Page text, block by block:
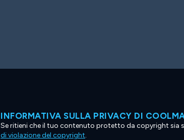
INFORMATIVA SULLA PRIVACY DI
Se ritieni che il tuo contenuto protetto da copyright sia
di violazione del copyright.